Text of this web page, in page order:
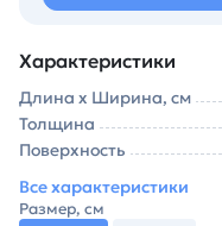
Характеристики
Длина х Ширина, см
Толщина
Поверхность
Все характеристики
Размер, см